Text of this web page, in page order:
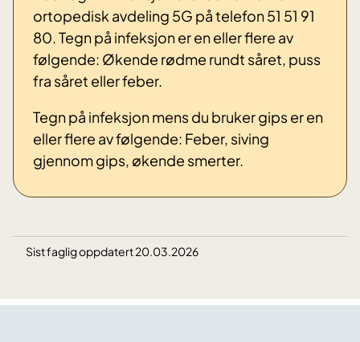
ortopedisk avdeling 5G på telefon 51 51 91
80. Tegn på infeksjon er en eller flere av
følgende: Økende rødme rundt såret, puss
fra såret eller feber.
Tegn på infeksjon mens du bruker gips er en
eller flere av følgende: Feber, siving
gjennom gips, økende smerter.
Sist faglig oppdatert 20.03.2026